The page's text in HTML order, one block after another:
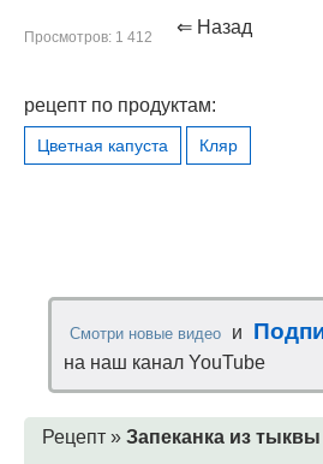
Просмотров: 1 412 ⇐ Назад
рецепт по продуктам:
Цветная капуста Кляр
Смотри новые видео и
на наш канал YouTube
Рецепт » Запеканка из